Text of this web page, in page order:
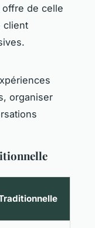
de celle
client
organiser